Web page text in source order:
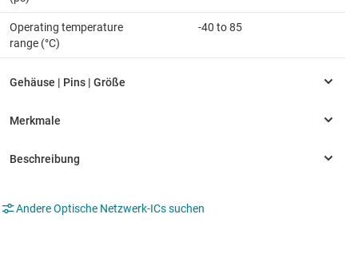
Operating temperature
range (°C)
-40 to 85
Andere Optische Netzwerk-ICs suchen